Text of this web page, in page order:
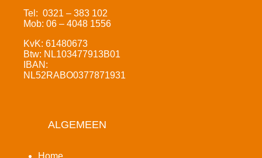
Tel: 0321 – 383 102
Mob: 06 – 4048 1556
KvK: 61480673
Btw: NL103477913B01
IBAN:
NL52RABO0377871931
ALGEMEEN